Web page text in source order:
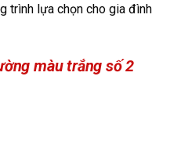
trình lựa chọn cho gia đình
màu trắng số 2